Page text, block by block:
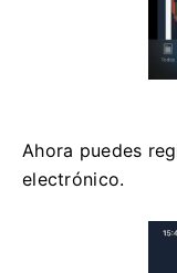
Ahora puedes
electrónico.